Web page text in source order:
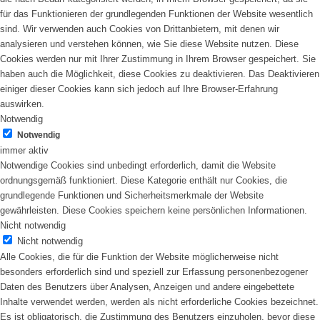
für das Funktionieren der grundlegenden Funktionen der Website wesentlich
sind. Wir verwenden auch Cookies von Drittanbietern, mit denen wir
analysieren und verstehen können, wie Sie diese Website nutzen. Diese
Cookies werden nur mit Ihrer Zustimmung in Ihrem Browser gespeichert. Sie
haben auch die Möglichkeit, diese Cookies zu deaktivieren. Das Deaktivieren
einiger dieser Cookies kann sich jedoch auf Ihre Browser-Erfahrung
auswirken.
Notwendig
Notwendig
immer aktiv
Notwendige Cookies sind unbedingt erforderlich, damit die Website
ordnungsgemäß funktioniert. Diese Kategorie enthält nur Cookies, die
grundlegende Funktionen und Sicherheitsmerkmale der Website
gewährleisten. Diese Cookies speichern keine persönlichen Informationen.
Nicht notwendig
Nicht notwendig
Alle Cookies, die für die Funktion der Website möglicherweise nicht
besonders erforderlich sind und speziell zur Erfassung personenbezogener
Daten des Benutzers über Analysen, Anzeigen und andere eingebettete
Inhalte verwendet werden, werden als nicht erforderliche Cookies bezeichnet.
Es ist obligatorisch, die Zustimmung des Benutzers einzuholen, bevor diese